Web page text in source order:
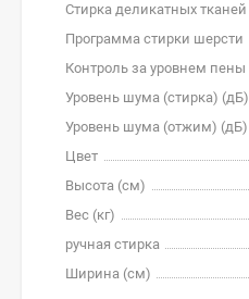
Стирка деликатных тканей
Программа стирки шерсти
Контроль за уровнем пены
Уровень шума (стирка) (дБ)
Уровень шума (отжим) (дБ)
Цвет
Высота (см)
Вес (кг)
ручная стирка
Ширина (см)